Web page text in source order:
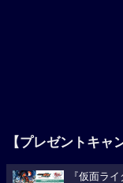
【プレゼントキャ
『仮面ラ